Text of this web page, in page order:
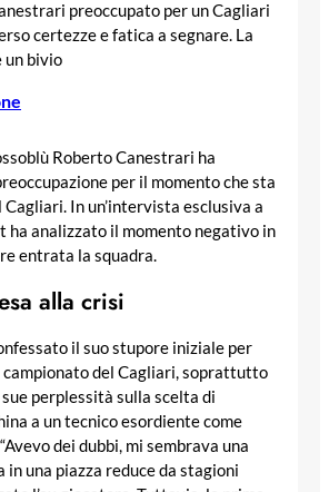
preoccupato per un Cagliari
certezze e fatica a segnare. La
un bivio
Roberto Canestrari ha
per il momento che sta
In un’intervista esclusiva a
ha analizzato il momento negativo in
entrata la squadra.
alla crisi
il suo stupore iniziale per
campionato del Cagliari, soprattutto
perplessità sulla scelta di
a un tecnico esordiente come
dei dubbi, mi sembrava una
in una piazza reduce da stagioni